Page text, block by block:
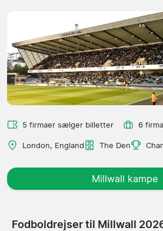
5 firmaer sælger billetter 6
London, England The Den
Millwall kampe
Fodboldrejser til Millwall